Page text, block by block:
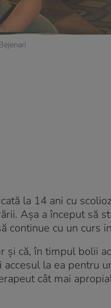
la 14 ani cu
Așa a început să
continue cu un curs
și că, în timpul bolii
la ea pentru
cât mai